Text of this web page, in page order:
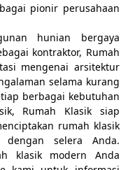
pionir perusahaan
hunian bergaya
kontraktor, Rumah
mengenai arsitektur
selama kurang
berbagai kebutuhan
Rumah Klasik siap
rumah klasik
selera Anda.
klasik modern Anda